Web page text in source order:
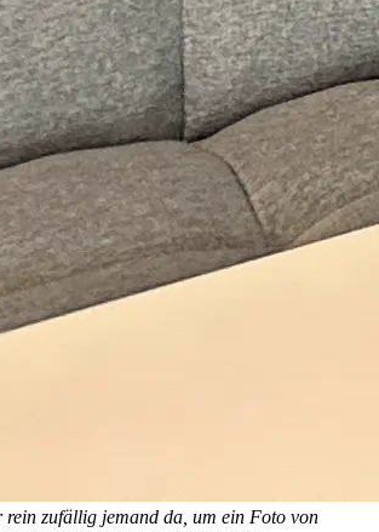
rein zufällig jemand da, um ein Foto von